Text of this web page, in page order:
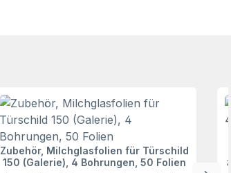
Zubehör, Milchglasfolien für Türschild
150 (Galerie), 4 Bohrungen, 50 Folien